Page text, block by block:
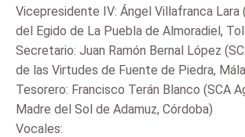
Vicepresidente IV: Ángel Villafranca Lara
del Egido de La Puebla de Almoradiel,
Secretario: Juan Ramón Bernal López
de las Virtudes de Fuente de Piedra,
Tesorero: Francisco Terán Blanco (SCA
Madre del Sol de Adamuz, Córdoba)
Vocales: